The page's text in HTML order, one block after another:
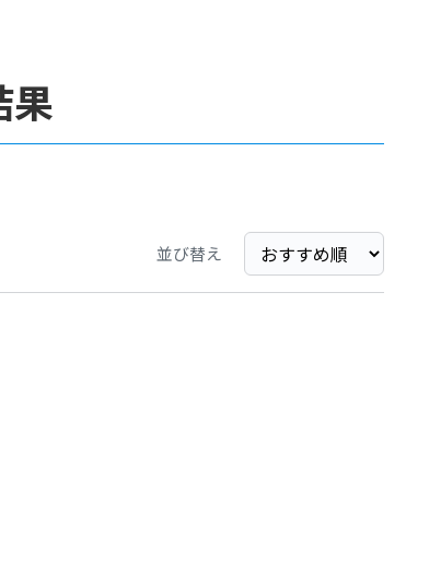
果
並び替え